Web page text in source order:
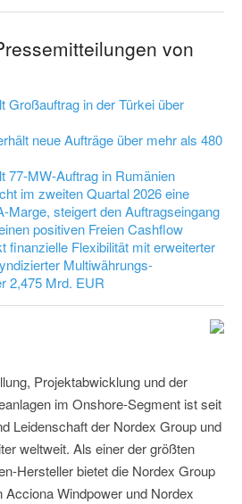
von
Großauftrag in der Türkei über
neue Aufträge über mehr als 480
77-MW-Auftrag in Rumänien
im zweiten Quartal 2026 eine
Marge, steigert den Auftragseingang
positiven Freien Cashflow
finanzielle Flexibilität mit erweiterter
Multiwährungs-
2,475 Mrd. EUR
Projektabwicklung und der
im Onshore-Segment ist seit
Leidenschaft der Nordex Group und
weltweit. Als einer der größten
Hersteller bietet die Nordex Group
Windpower und Nordex